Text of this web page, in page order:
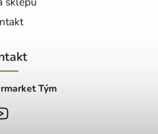
Tým